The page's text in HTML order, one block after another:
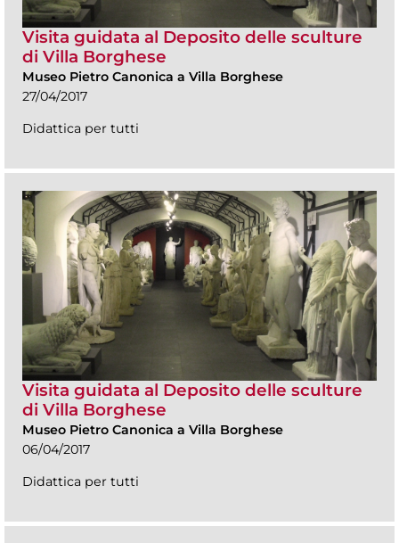
Visita guidata al Deposito delle sculture
di Villa Borghese
Museo Pietro Canonica a Villa Borghese
27/04/2017
Didattica per tutti
Visita guidata al Deposito delle sculture
di Villa Borghese
Museo Pietro Canonica a Villa Borghese
06/04/2017
Didattica per tutti